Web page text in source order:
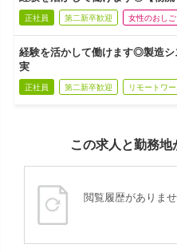
正社員 第二新卒歓迎 女性のおし
経験を活かして働けます◎製造
実
正社員 第二新卒歓迎 リモートワ
この求人と勤務地
閲覧履歴がありま